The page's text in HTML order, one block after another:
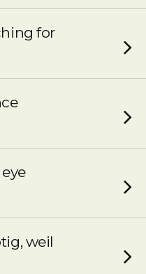
for
weil